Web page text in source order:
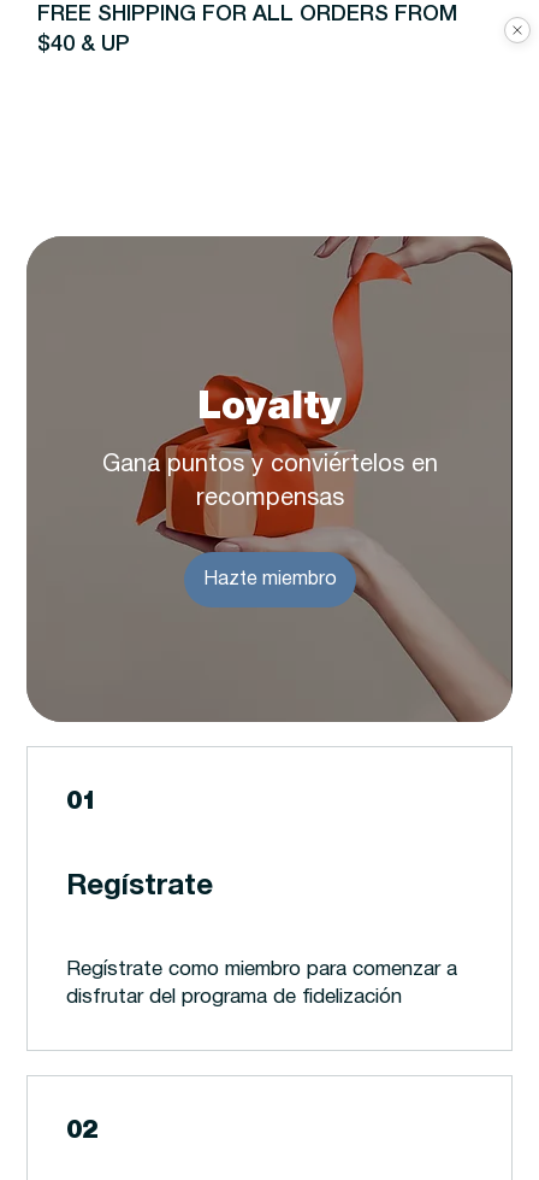
FREE SHIPPING FOR ALL ORDERS FROM
$40 & UP
Loyalty
Gana puntos y conviértelos en
recompensas
Hazte miembro
01
Regístrate
Regístrate como miembro para comenzar a
disfrutar del programa de fidelización
02